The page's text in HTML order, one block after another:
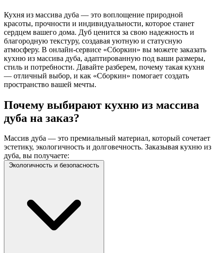
Кухня из массива дуба — это воплощение природной
красоты, прочности и индивидуальности, которое станет
сердцем вашего дома. Дуб ценится за свою надежность и
благородную текстуру, создавая уютную и статусную
атмосферу. В онлайн-сервисе «Сборкин» вы можете заказать
кухню из массива дуба, адаптированную под ваши размеры,
стиль и потребности. Давайте разберем, почему такая кухня
— отличный выбор, и как «Сборкин» помогает создать
пространство вашей мечты.
Почему выбирают кухню из массива
дуба на заказ?
Массив дуба — это премиальный материал, который сочетает
эстетику, экологичность и долговечность. Заказывая кухню из
дуба, вы получаете:
Экологичность и безопасность